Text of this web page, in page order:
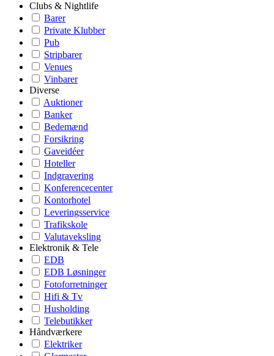
Clubs & Nightlife
Barer
Private Klubber
Pub
Stripbarer
Venues
Vinbarer
Diverse
Auktioner
Banker
Bedemænd
Forsikring
Gaveidéer
Hoteller
Indgravering
Konferencecenter
Kontorhotel
Leveringsservice
Trafikskole
Valutaveksling
Elektronik & Tele
EDB
EDB Løsninger
Fotoforretninger
Hifi & Tv
Husholding
Telebutikker
Håndværkere
Elektriker